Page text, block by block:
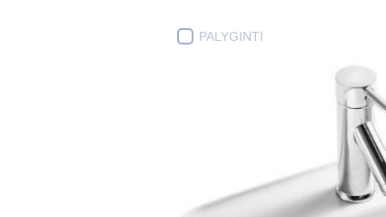
PALYGINTI